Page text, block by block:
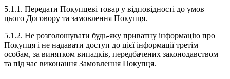
5.1.1. Передати Покупцеві товар у відповідності до умов
цього Договору та замовлення Покупця.
5.1.2. Не розголошувати будь-яку приватну інформацію про
Покупця і не надавати доступ до цієї інформації третім
особам, за винятком випадків, передбачених законодавством
та під час виконання Замовлення Покупця.